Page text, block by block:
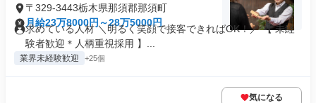
〒329-3443栃木県那須郡那須町
月給23万8000円～28万5000円
求めている人材 ＼明るく笑顔で接客できればOK！／ 【 未経
験者歓迎＊人柄重視採用 】...
業界未経験歓迎 +25個
気になる